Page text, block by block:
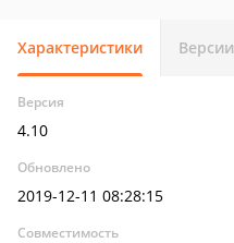
Характеристики Версии
Версия
4.10
Обновлено
2019-12-11 08:28:15
Совместимость